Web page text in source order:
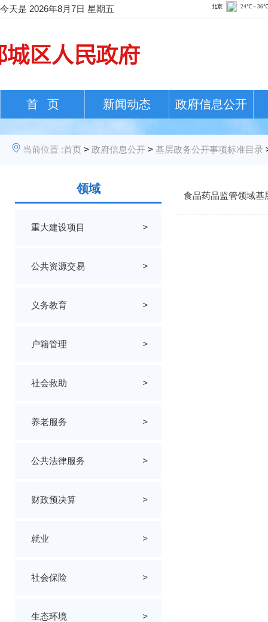
今天是 2026年8月7日 星期五
首 页 新闻动态 政府信息公开
当前位置 :首页 > 政府信息公开 > 基层政务公开事项标准目录
领域
重大建设项目 >
公共资源交易 >
义务教育 >
户籍管理 >
社会救助 >
养老服务 >
公共法律服务 >
财政预决算 >
就业 >
社会保险 >
生态环境 >
食品药品监管领域基